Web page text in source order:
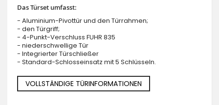
Das Türset umfasst:
- Aluminium-Pivottür und den Türrahmen;
- den Türgriff;
- 4-Punkt-Verschluss FUHR 835
- niederschwellige Tür
- Integrierter Türschließer
- Standard-Schlosseinsatz mit 5 Schlüsseln.
VOLLSTÄNDIGE TÜRINFORMATIONEN